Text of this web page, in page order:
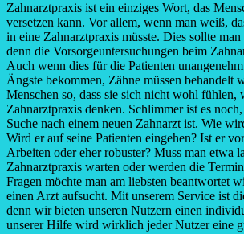
Zahnarztpraxis ist ein einziges Wort, das
versetzen kann. Vor allem, wenn man weiß,
in eine Zahnarztpraxis müsste. Dies sollte
denn die Vorsorgeuntersuchungen beim
Auch wenn dies für die Patienten
Ängste bekommen, Zähne müssen behandelt
Menschen so, dass sie sich nicht wohl fühlen,
Zahnarztpraxis denken. Schlimmer ist es
Suche nach einem neuen Zahnarzt ist. Wie
Wird er auf seine Patienten eingehen? Ist er
Arbeiten oder eher robuster? Muss man etwa
Zahnarztpraxis warten oder werden die
Fragen möchte man am liebsten beantwortet
einen Arzt aufsucht. Mit unserem Service ist
denn wir bieten unseren Nutzern einen
unserer Hilfe wird wirklich jeder Nutzer eine